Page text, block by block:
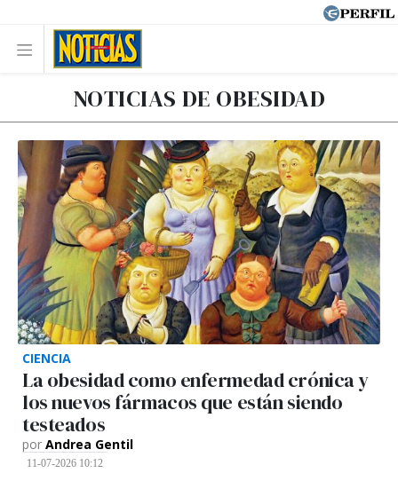
NOTICIAS DE OBESIDAD
CIENCIA
La obesidad como enfermedad crónica y
los nuevos fármacos que están siendo
testeados
por Andrea Gentil
11-07-2026 10:12